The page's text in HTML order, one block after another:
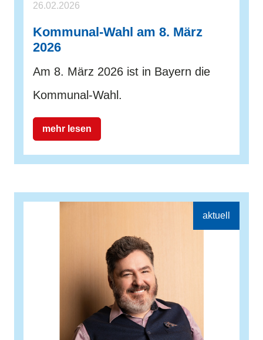
26.02.2026
Kommunal-Wahl am 8. März
2026
Am 8. März 2026 ist in Bayern die
Kommunal-Wahl.
mehr lesen